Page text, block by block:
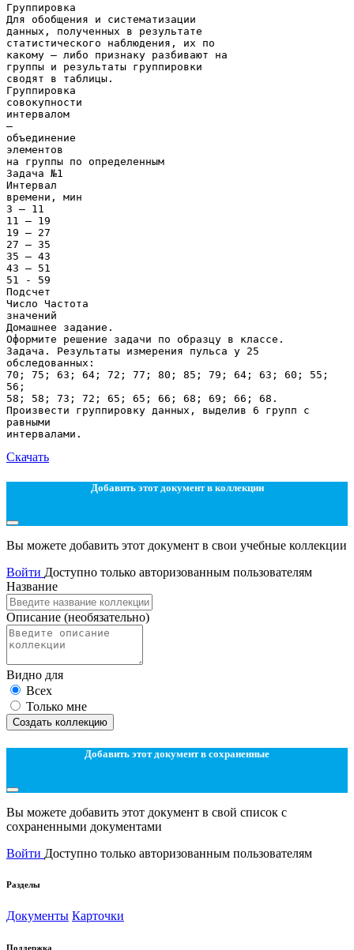
Группировка
Для обобщения и систематизации
данных, полученных в результате
статистического наблюдения, их по
какому – либо признаку разбивают на
группы и результаты группировки
сводят в таблицы.
Группировка
совокупности
интервалом
–
объединение
элементов
на группы по определенным
Задача №1
Интервал
времени, мин
3 – 11
11 – 19
19 – 27
27 – 35
35 – 43
43 – 51
51 - 59
Подсчет
Число Частота
значений
Домашнее задание.
Оформите решение задачи по образцу в классе.
Задача. Результаты измерения пульса у 25
обследованных:
70; 75; 63; 64; 72; 77; 80; 85; 79; 64; 63; 60; 55;
56;
58; 58; 73; 72; 65; 65; 66; 68; 69; 66; 68.
Произвести группировку данных, выделив 6 групп с
равными
Скачать
Добавить этот документ в коллекции
Вы можете добавить этот документ в свои учебные коллекции
Войти Доступно только авторизованным пользователям
Название
Описание (необязательно)
Видно для
Всех
Только мне
Создать коллекцию
Добавить этот документ в сохраненные
Вы можете добавить этот документ в свой список с
сохраненными документами
Войти Доступно только авторизованным пользователям
Разделы
Документы Карточки
Поддержка